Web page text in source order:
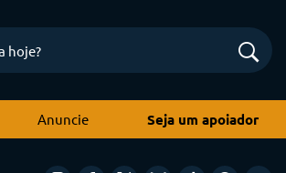
Anuncie Seja um apoiador